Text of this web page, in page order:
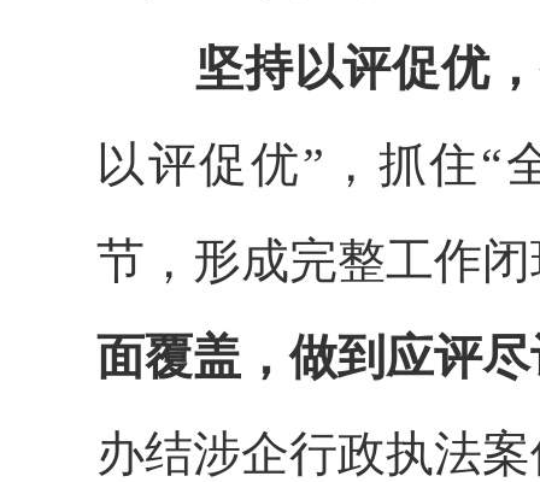
坚持以评促优，
以评促优”，抓住“
节，形成完整工作
面覆盖，做到应评
办结涉企行政执法